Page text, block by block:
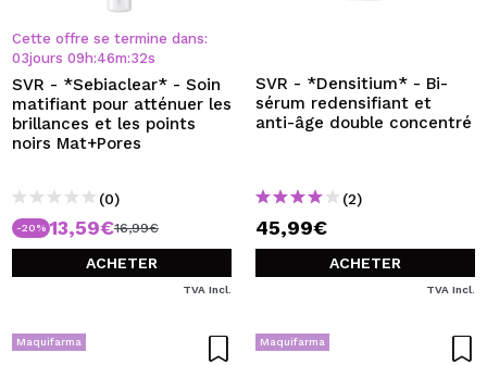
Cette offre se termine dans:
03jours 09 h:46m:32s
SVR - *Sebiaclear* - Soin
matifiant pour atténuer les
brillances et les points
noirs Mat+Pores
(0)
-20% 13,59€16,99€
ACHETER
TVA Incl.
SVR - *Densitium* - Bi-
sérum redensifiant et
anti-âge double concentré
(2)
45,99€
ACHETER
TVA Incl.
Maquifarma Maquifarma